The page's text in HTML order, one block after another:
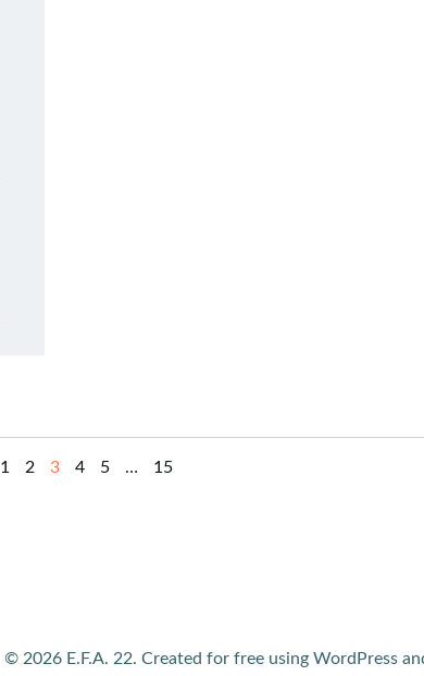
Page
1 Page
2 Page
3 Page
4 Page
5 … Page
15
© 2026 E.F.A. 22. Created for free using WordPress